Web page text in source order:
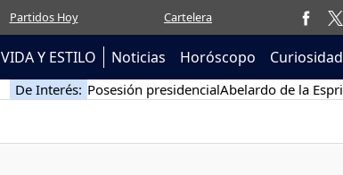
Partidos Hoy Cartelera
VIDA Y ESTILO Noticias Horóscopo
De Interés: Posesión presidencialAbelardo de la